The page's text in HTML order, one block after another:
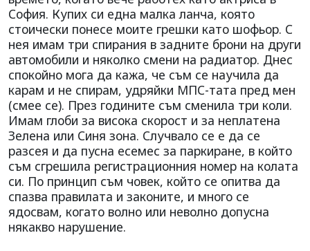
София. Купих си една малка ланча, която
стоически понесе моите грешки като шофьор. С
нея имам три спирания в задните брони на други
автомобили и няколко смени на радиатор. Днес
спокойно мога да кажа, че съм се научила да
карам и не спирам, удряйки МПС-тата пред мен
(смее се). През годините съм сменила три коли.
Имам глоби за висока скорост и за неплатена
Зелена или Синя зона. Случвало се е да се
разсея и да пусна есемес за паркиране, в който
съм сгрешила регистрационния номер на колата
си. По принцип съм човек, който се опитва да
спазва правилата и законите, и много се
ядосвам, когато волно или неволно допусна
някакво нарушение.